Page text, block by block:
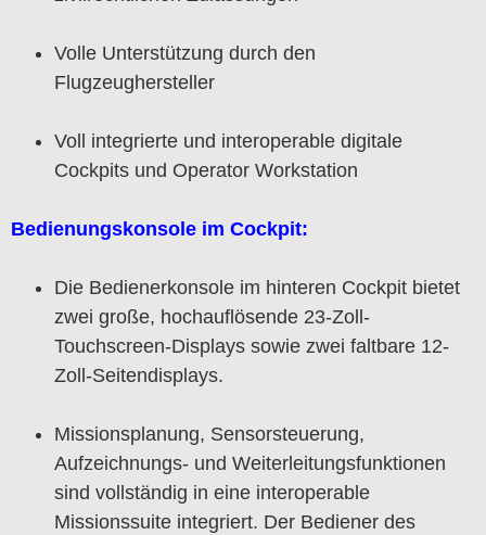
Volle Unterstützung durch den
Flugzeughersteller
Voll integrierte und interoperable digitale
Cockpits und Operator Workstation
Bedienungskonsole im Cockpit:
Die Bedienerkonsole im hinteren Cockpit bietet
zwei große, hochauflösende 23-Zoll-
Touchscreen-Displays sowie zwei faltbare 12-
Zoll-Seitendisplays.
Missionsplanung, Sensorsteuerung,
Aufzeichnungs- und Weiterleitungsfunktionen
sind vollständig in eine interoperable
Missionssuite integriert. Der Bediener des